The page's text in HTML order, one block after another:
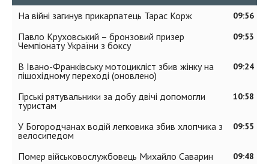
09:56
На війні загинув прикарпатець Тарас Корж
09:53
Павло Круховський – бронзовий призер
Чемпіонату України з боксу
09:24
В Івано-Франківську мотоцикліст збив жінку на
пішохідному переході (оновлено)
10:58
Гірські рятувальники за добу двічі допомогли
туристам
09:55
У Богородчанах водій легковика збив хлопчика з
велосипедом
09:48
Помер військовослужбовець Михайло Саварин